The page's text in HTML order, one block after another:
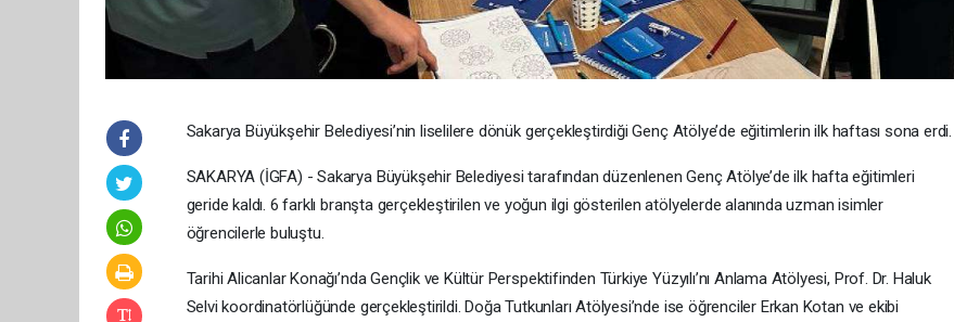
Sakarya Büyükşehir Belediyesi’nin liselilere dönük gerçekleştirdiği Genç Atölye’de eğitimlerin ilk haftası sona erdi.
SAKARYA (İGFA) - Sakarya Büyükşehir Belediyesi tarafından düzenlenen Genç Atölye’de ilk hafta eğitimleri
geride kaldı. 6 farklı branşta gerçekleştirilen ve yoğun ilgi gösterilen atölyelerde alanında uzman isimler
öğrencilerle buluştu.
Tarihi Alicanlar Konağı’nda Gençlik ve Kültür Perspektifinden Türkiye Yüzyılı’nı Anlama Atölyesi, Prof. Dr. Haluk
Selvi koordinatörlüğünde gerçekleştirildi. Doğa Tutkunları Atölyesi’nde ise öğrenciler Erkan Kotan ve ekibi